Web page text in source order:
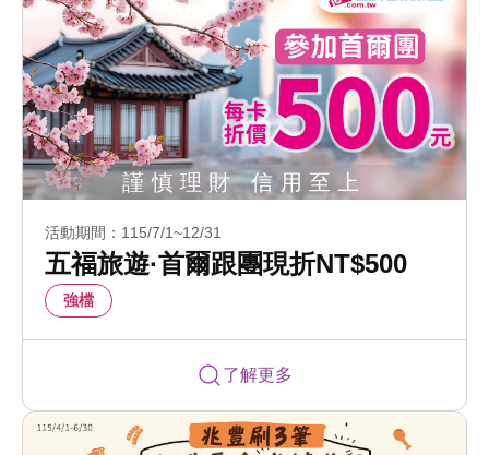
活動期間：115/7/1~12/31
五福旅遊·首爾跟團現折NT$500
強檔
了解更多